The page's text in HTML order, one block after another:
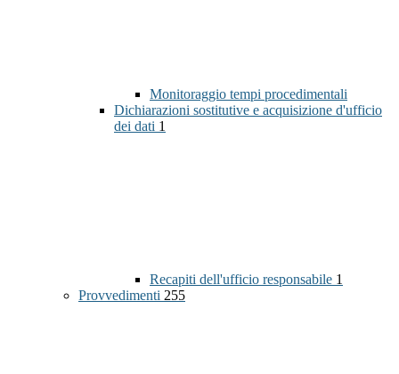
Monitoraggio tempi procedimentali
Dichiarazioni sostitutive e acquisizione d'ufficio
dei dati 1
Recapiti dell'ufficio responsabile 1
Provvedimenti 255